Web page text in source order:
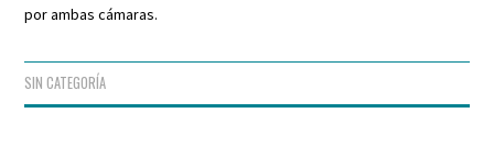
por ambas cámaras.
SIN CATEGORÍA